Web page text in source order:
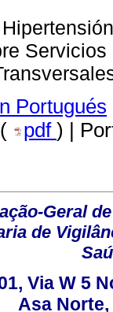
Portugués
pdf ) |
Geral
de
Via W 5
Asa